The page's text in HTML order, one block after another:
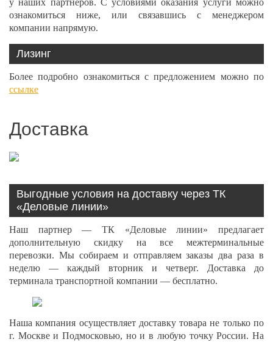
у наших партнеров. С условиями оказания услуги можно
ознакомиться ниже, или связавшись с менеджером
компании напрямую.
Лизинг
Более подробно ознакомиться с предложением можно по
ссылке
Доставка
Выгодные условия на доставку через ТК
«Деловые линии»
Наш партнер — ТК «Деловые линии» предлагает
дополнительную скидку на все межтерминальные
перевозки. Мы собираем и отправляем заказы два раза в
неделю — каждый вторник и четверг. Доставка до
терминала транспортной компании — бесплатно.
Наша компания осуществляет доставку товара не только по
г. Москве и Подмосковью, но и в любую точку России. На